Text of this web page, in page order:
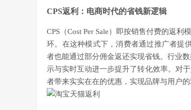
CPS返利：电商时代的省钱新逻辑
CPS（Cost Per Sale）即按销售付费的返
环。在这种模式下，消费者通过推广者提
者也能通过部分佣金返还实现省钱。行业
示与实时互动进一步提升了转化效率。对
者带来实实在在的优惠，实现品牌与用户的